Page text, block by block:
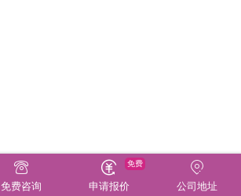
免费咨询 申请报价
免费
公司地址